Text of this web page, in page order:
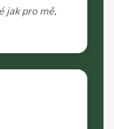
jak pro mě,